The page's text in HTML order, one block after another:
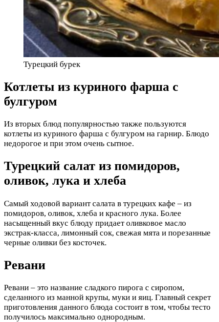
Турецкий бурек
Котлеты из куриного фарша с
булгуром
Из вторых блюд популярностью также пользуются
котлеты из куриного фарша с булгуром на гарнир. Блюдо
недорогое и при этом очень сытное.
Турецкий салат из помидоров,
оливок, лука и хлеба
Самый ходовой вариант салата в турецких кафе – из
помидоров, оливок, хлеба и красного лука. Более
насыщенный вкус блюду придает оливковое масло
экстрак-класса, лимонный сок, свежая мята и порезанные
черные оливки без косточек.
Ревани
Ревани – это название сладкого пирога с сиропом,
сделанного из манной крупы, муки и яиц. Главный секрет
приготовления данного блюда состоит в том, чтобы тесто
получилось максимально однородным.